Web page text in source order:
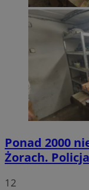
Ponad 2000
Żorach.
12